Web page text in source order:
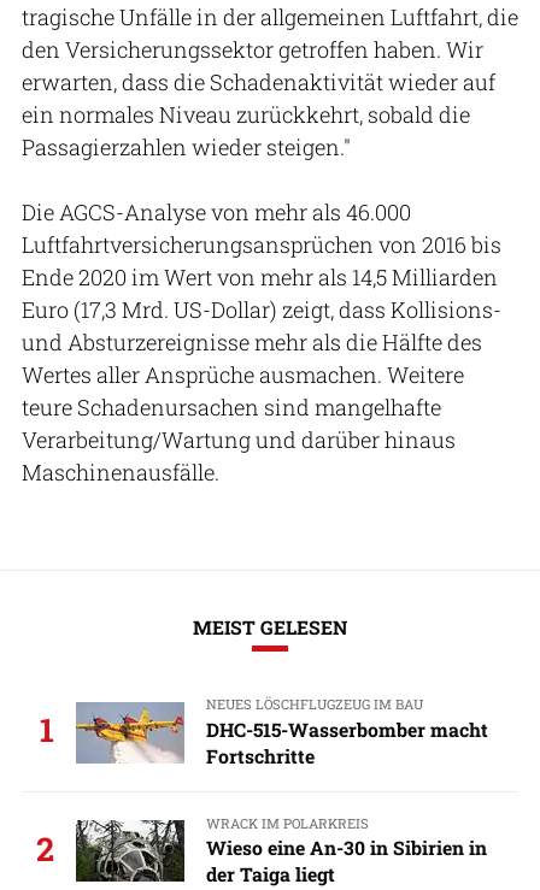
tragische Unfälle in der allgemeinen Luftfahrt, die
den Versicherungssektor getroffen haben. Wir
erwarten, dass die Schadenaktivität wieder auf
ein normales Niveau zurückkehrt, sobald die
Passagierzahlen wieder steigen."
Die AGCS-Analyse von mehr als 46.000
Luftfahrtversicherungsansprüchen von 2016 bis
Ende 2020 im Wert von mehr als 14,5 Milliarden
Euro (17,3 Mrd. US-Dollar) zeigt, dass Kollisions-
und Absturzereignisse mehr als die Hälfte des
Wertes aller Ansprüche ausmachen. Weitere
teure Schadenursachen sind mangelhafte
Verarbeitung/Wartung und darüber hinaus
Maschinenausfälle.
MEIST GELESEN
1
NEUES LÖSCHFLUGZEUG IM BAU
DHC-515-Wasserbomber macht
Fortschritte
2
WRACK IM POLARKREIS
Wieso eine An-30 in Sibirien in
der Taiga liegt